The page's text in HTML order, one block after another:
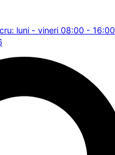
luni - vineri 08:00 - 16:00